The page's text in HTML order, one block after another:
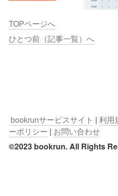
TOPページへ
ひとつ前（記事一覧）へ
bookrunサービスサイト | 利用
ーポリシー | お問い合わせ
©2023 bookrun. All Rights